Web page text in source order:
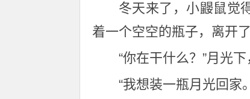
冬天来了，小鼹鼠觉
着一个空空的瓶子，离开了
“你在干什么？”月光
“我想装一瓶月光回家